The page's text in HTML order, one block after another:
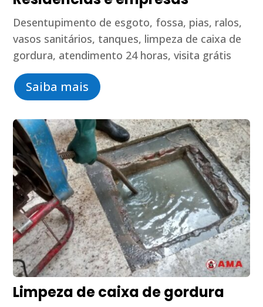
Desentupimento de esgoto, fossa, pias, ralos,
vasos sanitários, tanques, limpeza de caixa de
gordura, atendimento 24 horas, visita grátis
Saiba mais
Limpeza de caixa de gordura